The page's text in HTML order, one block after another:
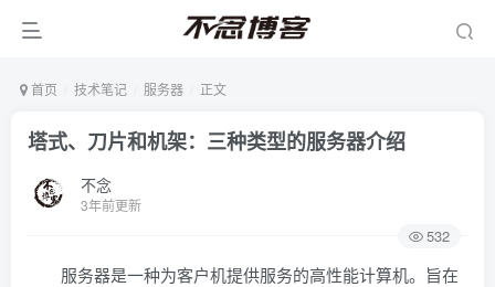
首页 技术笔记 服务器 正文
塔式、刀片和机架：三种类型的服务器介绍
不念
3年前更新
532
服务器是一种为客户机提供服务的高性能计算机。旨在